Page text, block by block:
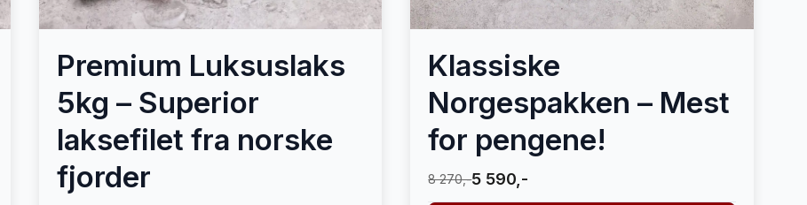
Premium Luksuslaks
5kg – Superior
laksefilet fra norske
fjorder
Klassiske
Norgespakken – Mest
for pengene!
8 270,-5 590,-